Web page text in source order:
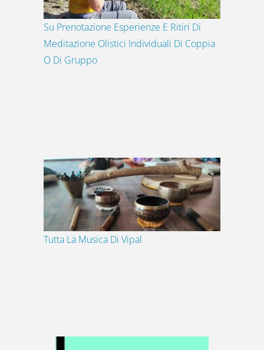
Su Prenotazione Esperienze E Ritiri Di
Meditazione Olistici Individuali Di Coppia
O Di Gruppo
Tutta La Musica Di Vipal